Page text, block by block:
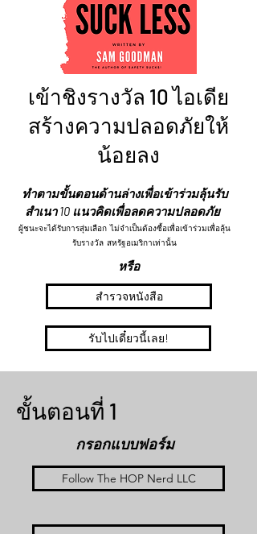
เข้าชิงรางวัล 10 ไอเดีย
สร้างความปลอดภัยให้
น้อยลง
ทำตามขั้นตอนด้านล่างเพื่อเข้าร่วมลุ้นรับ
สำเนา 10 แนวคิดเพื่อลดความปลอดภัย
ผู้ชนะจะได้รับการสุ่มเลือก ไม่จำเป็นต้องซื้อเพื่อเข้าร่วมเพื่อลุ้น
รับรางวัล สหรัฐอเมริกาเท่านั้น
หรือ
สำรวจหนังสือ
รับไปเดี๋ยวนี้เลย!
ขั้นตอนที่ 1
กรอกแบบฟอร์ม
Follow The HOP Nerd LLC